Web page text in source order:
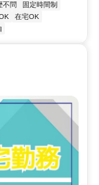
不問
固定時間制
在宅OK